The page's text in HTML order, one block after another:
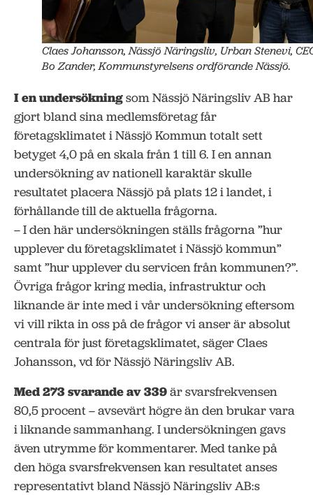
Claes Johansson, Nässjö Näringsliv, Urban Stenevi,
Bo Zander, Kommunstyrelsens ordförande Nässjö.
I en undersökningsom Nässjö Näringsliv AB har
gjort bland sina medlemsföretag får
företagsklimatet i Nässjö Kommun totalt sett
betyget 4,0 på en skala från 1 till 6. I en annan
undersökning av nationell karaktär skulle
resultatet placera Nässjö på plats 12 i landet, i
förhållande till de aktuella frågorna.
– I den här undersökningen ställs frågorna ”hur
upplever du företagsklimatet i Nässjö kommun”
samt ”hur upplever du servicen från kommunen?”.
Övriga frågor kring media, infrastruktur och
liknande är inte med i vår undersökning eftersom
vi vill rikta in oss på de frågor vi anser är absolut
centrala för just företagsklimatet, säger Claes
Johansson, vd för Nässjö Näringsliv AB.
Med 273 svarande av 339är svarsfrekvensen
80,5 procent – avsevärt högre än den brukar vara
i liknande sammanhang. I undersökningen gavs
även utrymme för kommentarer. Med tanke på
den höga svarsfrekvensen kan resultatet anses
representativt bland Nässjö Näringsliv AB:s